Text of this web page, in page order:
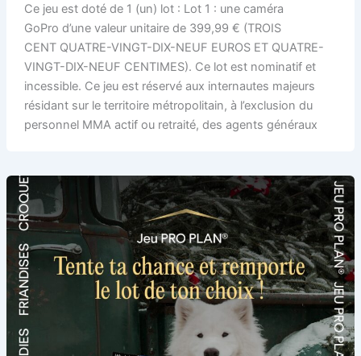
Ce jeu est doté de 1 (un) lot : Lot 1 : une caméra
GoPro d’une valeur unitaire de 399,99 € (TROIS
CENT QUATRE-VINGT-DIX-NEUF EUROS ET QUATRE-
VINGT-DIX-NEUF CENTIMES). Ce lot est nominatif et
incessible. Ce jeu est réservé aux internautes majeurs
résidant sur le territoire métropolitain, à l’exclusion du
personnel MMA actif ou retraité, des agents généraux